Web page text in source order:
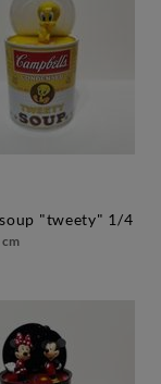
soup "tweety" 1/4